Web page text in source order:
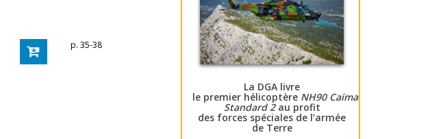
p. 35-38
La DGA livre
le premier hélicoptère NH90 Caïman
Standard 2au profit
des forces spéciales de l’armée
de Terre